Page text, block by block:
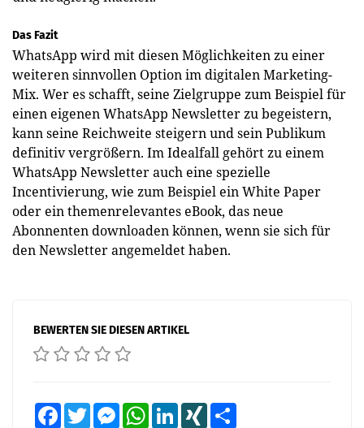
Das Fazit
WhatsApp wird mit diesen Möglichkeiten zu einer
weiteren sinnvollen Option im digitalen Marketing-
Mix. Wer es schafft, seine Zielgruppe zum Beispiel für
einen eigenen WhatsApp Newsletter zu begeistern,
kann seine Reichweite steigern und sein Publikum
definitiv vergrößern. Im Idealfall gehört zu einem
WhatsApp Newsletter auch eine spezielle
Incentivierung, wie zum Beispiel ein White Paper
oder ein themenrelevantes eBook, das neue
Abonnenten downloaden können, wenn sie sich für
den Newsletter angemeldet haben.
BEWERTEN SIE DIESEN ARTIKEL
FacebookTwitter MessengerWhatsAppLinkedInXING